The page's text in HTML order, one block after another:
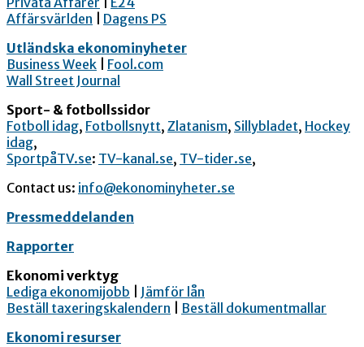
Affärsvärlden
Dagens PS
Utländska ekonominyheter
Business Week
Fool.com
Wall Street Journal
Sport- & fotbollssidor
Fotboll idag, Fotbollsnytt, Zlatanism, Sillybladet, Hockey
idag,
SportpåTV.se: TV-kanal.se, TV-tider.se,
Contact us: info@ekonominyheter.se
Pressmeddelanden
Rapporter
Ekonomi verktyg
Lediga ekonomijobb
Jämför lån
Beställ taxeringskalendern
Beställ dokumentmallar
Ekonomi resurser